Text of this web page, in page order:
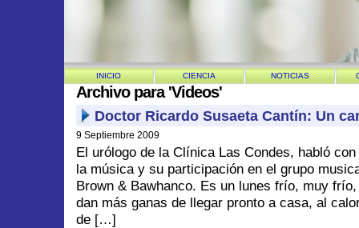
INICIO CIENCIA NOTICIAS
Archivo para 'Videos'
Doctor Ricardo Susaeta Cantín: Un
9 Septiembre 2009
El urólogo de la Clínica Las Condes, habló
la música y su participación en el grupo
Brown & Bawhanco. Es un lunes frío, muy
dan más ganas de llegar pronto a casa, al
de […]